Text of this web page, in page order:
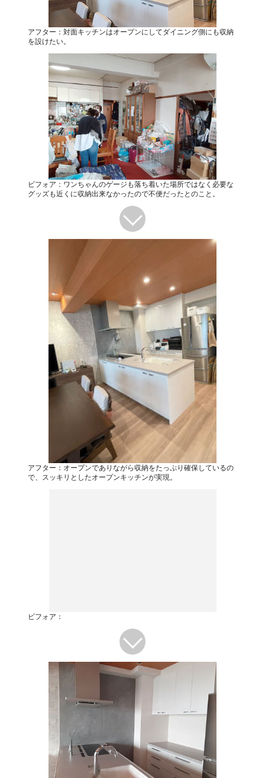
アフター：対面キッチンはオープンにしてダイニング側にも収納
を設けたい。
ビフォア：ワンちゃんのゲージも落ち着いた場所ではなく必要な
グッズも近くに収納出来なかったので不便だったとのこと。
アフター：オープンでありながら収納をたっぷり確保しているの
で、スッキリとしたオープンキッチンが実現。
ビフォア：